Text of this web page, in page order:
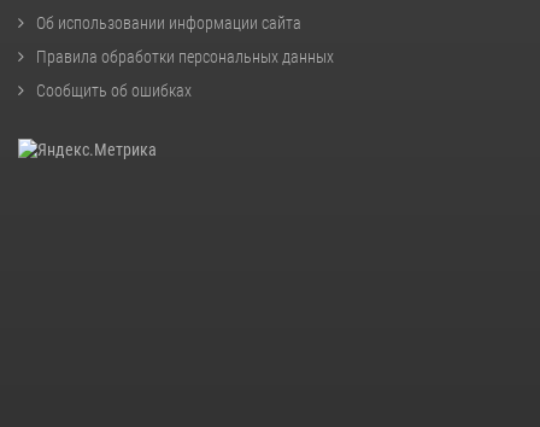
Об использовании информации сайта
Правила обработки персональных данных
Сообщить об ошибках